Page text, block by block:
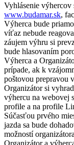
Vyhlásenie výhercov
www.budamar.sk,
Výherca bude
víťaz nebude
záujem výhru si
bude hlasovaním
Výherca a
prípade, ak k
poštovou prepravou
Organizátor si
výhercu na webovej
profile a na profile
Súčasťou prvého
jazda sa bude
možností
Organizátor a